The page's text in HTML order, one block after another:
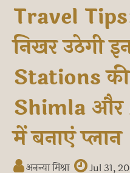
Travel
निखर उठेगी
Stations
Shimla और
में बनाएं प्लान
अनन्या मिश्रा Jul 31,